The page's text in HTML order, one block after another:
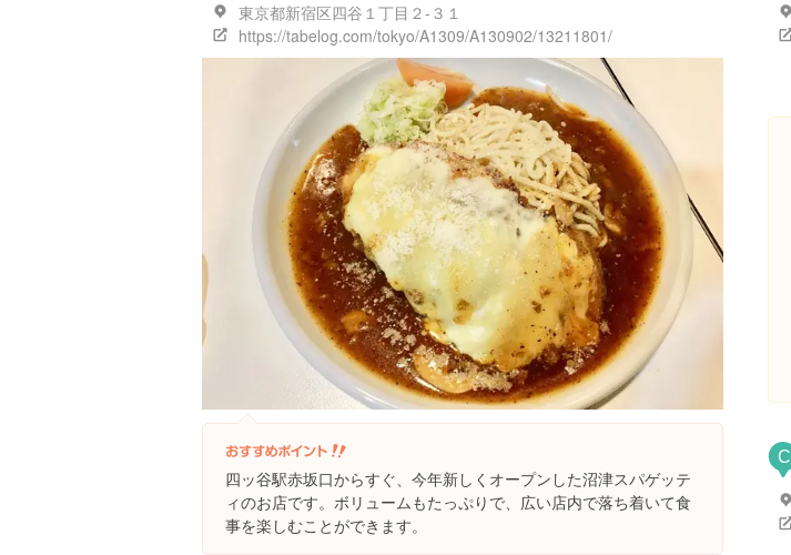
東京都新宿区四谷１丁目２-３１
https://tabelog.com/tokyo/A1309/A130902/13211801/
四ッ谷駅赤坂口からすぐ、今年新しくオープンした沼津スパゲッテ
ィのお店です。ボリュームもたっぷりで、広い店内で落ち着いて食
事を楽しむことができます。
C